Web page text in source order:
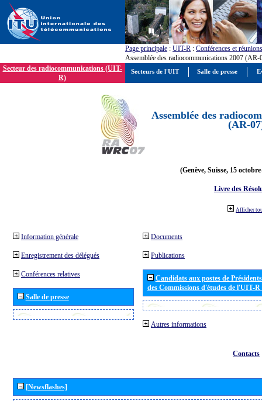
Page principale : UIT-R : Conférences et réunions
Assemblée des radiocommunications 2007 (AR-
Secteur des radiocommunications (UIT-
R)
Assemblée des
(AR-
(Genève, Suisse, 15
Livre des
Afficher
Information générale
Enregistrement des délégués
Conférences relatives
Salle de presse
Documents
Publications
Candidats aux postes de
des Commissions d'études de l'UIT-
Autres informations
Contacts
[Newsflashes]
Secteurs de l'UIT Salle de presse